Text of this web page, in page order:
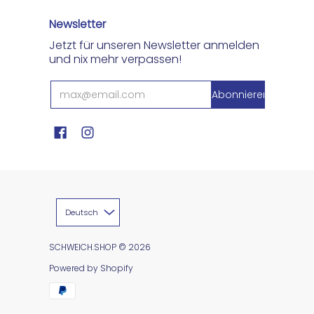
Newsletter
Jetzt für unseren Newsletter anmelden
und nix mehr verpassen!
Deutsch
SCHWEICH.SHOP © 2026
Powered by Shopify